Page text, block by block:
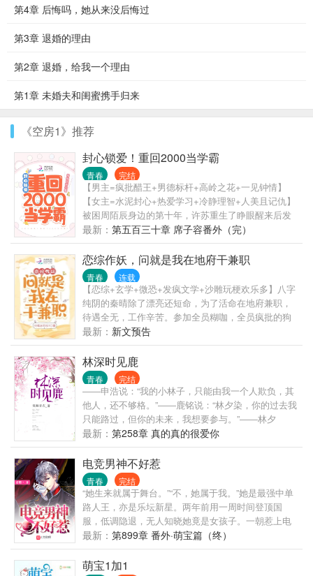
第4章 后悔吗，她从来没后悔过
第3章 退婚的理由
第2章 退婚，给我一个理由
第1章 未婚夫和闺蜜携手归来
《空房1》推荐
封心锁爱！重回2000当学霸
青春 完结
【男主=疯批醋王+男德标杆+高岭之花+一见钟情】
【女主=水泥封心+热爱学习+冷静理智+人美且记仇】
被困周陌辰身边的第十年，许苏重生了睁眼醒来后发
现自己回到初三暑假这时的周陌辰还没有出现，唯一
关心自己的外婆也活着，一切遗憾都来得及弥补许苏
掏出小本本上写好人生注意事项：对可能遇见周陌辰
的地方——躲着走对前世重男轻女的父母——尽早逃
脱原生家庭对偏瘫十年后毫无体面死去的外婆——不
让憾事重演，让外婆安享晚年还有最最让她遗憾的学
业——考上理想的大学。这辈子她只想好好学习，天
天向上。
最新： 第五百三十章 席子容番外（完）
恋综作妖，问就是我在地府干兼职
青春 连载
【恋综+玄学+微恐+发疯文学+沙雕玩梗欢乐多】八字
纯阴的秦晴除了漂亮还短命，为了活命在地府兼职，
待遇全无，工作辛苦。参加全员糊咖，全员疯批的狗
血恋综节目，作天作地的秦晴其实只想完成任务却意
外爆红。“别靠近，你灵魂的臭味，我闻不得！”不是她
做作，只是这位刚刚出道不久的小爱豆是八爪鱼转
世，背负无数女生的诅咒，灵魂都腐朽了。才被全网
黑的秦晴还未有机会反击，这位小爱豆就被前女友们
连夜爆料，花式塌房！“美女，你这样饿下去，早晚要
出人命的。”女明星为了保持身材，什么歪门邪道都敢
胡来……秦晴不过是好心提醒，没几天女明星就送上
了热搜。原来大家还以为秦晴是作精，后来才明白，
真诚才是必杀技！欲哭无泪的导演，这是恋综，你为
什么要跳预言家？嘉宾一个个凋零，秦晴在网上人气
爆红，评论区全部都是来许愿的网友。秦晴很无奈，
她不是许愿池里的王八！别人上恋综是甜蜜蜜，她上
恋综是每晚被狼人杀，别人收到告白信，她收到诅咒
信。掀桌，老娘不玩了！你们知道我是谁吗？谁敢乱
来！我不是，我没有，我不敢动……
最新： 新文预告
林深时见鹿
青春 完结
――申浩说：“我的小林子，只能由我一个人欺负，其
他人，还不够格。”――鹿铭说：“林夕染，你的过去我
只能路过，但你的未来，我想要参与。”――林夕
染：“谢谢你，让我遇见。”一段青春，一场爱恋，谁对
谁错，谁又是谁的谁！在正确的时间能遇到正确的
人，那又是多么奢侈的一件事，到底。。。她是不是
幸运之神所眷顾的宠儿？庆幸时光让我们相遇，让青
春有了定义。
最新： 第258章 真的真的很爱你
电竞男神不好惹
青春 完结
“她生来就属于舞台。”“不，她属于我。”她是最强中单
路人王，亦是乐坛新星。两年前用一周时间登顶国
服，低调隐退，无人知晓她竟是女孩子。一朝惹上电
竞男神，一纸合约，她债务清空...
最新： 第899章 番外·萌宝篇（终）
萌宝1加1